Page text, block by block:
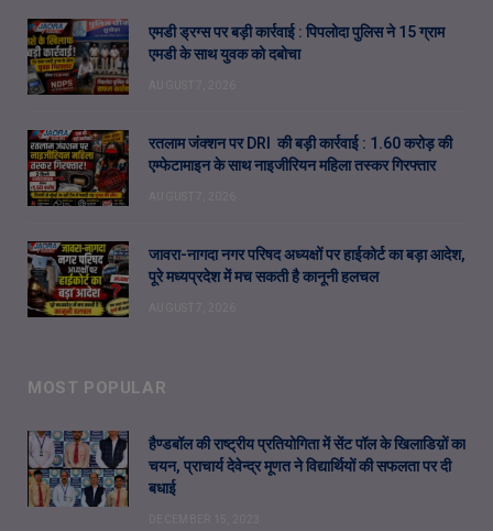
एमडी ड्रग्स पर बड़ी कार्रवाई : पिपलोदा पुलिस ने 15 ग्राम
एमडी के साथ युवक को दबोचा
रतलाम जंक्शन पर DRI की बड़ी कार्रवाई : 1.60 करोड़ की
एम्फेटामाइन के साथ नाइजीरियन महिला तस्कर गिरफ्तार
जावरा-नागदा नगर परिषद अध्यक्षों पर हाईकोर्ट का बड़ा आदेश,
पूरे मध्यप्रदेश में मच सकती है कानूनी हलचल
MOST POPULAR
हैण्डबॉल की राष्ट्रीय प्रतियोगिता में सेंट पॉल के खिलाडिय़ों का
चयन, प्राचार्य देवेन्द्र मूणत ने विद्यार्थियों की सफलता पर दी
बधाई